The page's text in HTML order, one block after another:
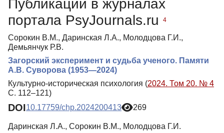
Медиа-материалы
Публикации в журналах
портала PsyJournals.ru
4
Сорокин В.М., Даринская Л.А., Молодцова Г.И.,
Демьянчук Р.В.
Загорский эксперимент и судьба ученого. Памяти
А.В. Суворова (1953—2024)
Культурно-историческая психология (2024. Том 20. № 4
С. 112–121)
DOI10.17759/chp.2024200413 269
Даринская Л.А., Сорокин В.М., Молодцова Г.И.